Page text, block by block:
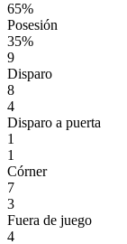
65%
Posesión
35%
9
Disparo
8
4
Disparo a puerta
1
1
Córner
7
3
Fuera de juego
4